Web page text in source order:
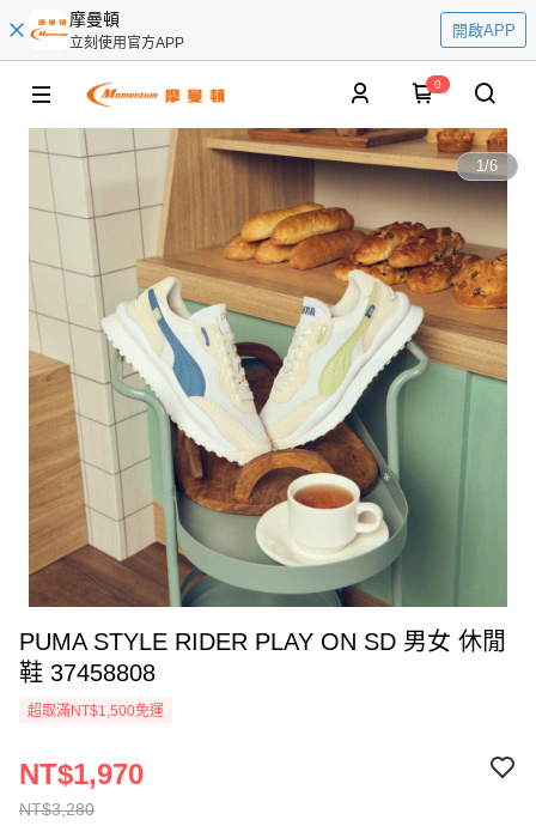
摩曼頓
立刻使用官方APP
開啟APP
0
1/6
PUMA STYLE RIDER PLAY ON SD 男女 休閒
鞋 37458808
超取滿NT$1,500免運
NT$3,280
NT$1,970